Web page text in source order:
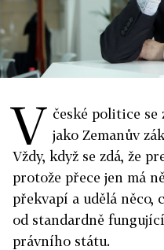
V české politice se
jako Zemanův
Vždy, když se zdá, že
protože přece jen má
překvapí a udělá něco,
od standardně
právního státu.